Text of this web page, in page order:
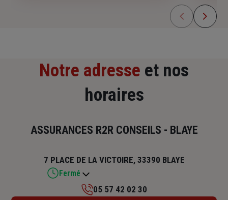
Notre adresse et nos
horaires
ASSURANCES R2R CONSEILS - BLAYE
7 PLACE DE LA VICTOIRE, 33390 BLAYE
Fermé
05 57 42 02 30